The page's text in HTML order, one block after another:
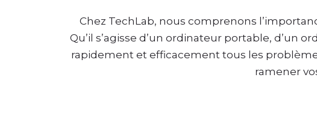
Chez TechLab, nous comprenons
Qu’il s’agisse d’un ordinateur portable, d’un
rapidement et efficacement tous les
ramener